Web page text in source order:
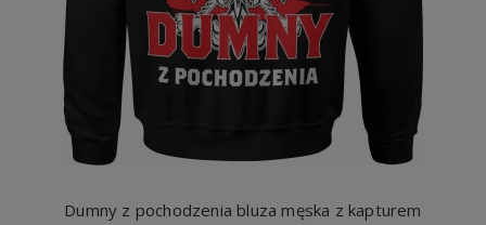
Dumny z pochodzenia bluza męska z kapturem